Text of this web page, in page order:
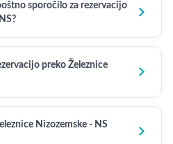
sporočilo za rezervacijo

preko Železnice

Nizozemske - NS
